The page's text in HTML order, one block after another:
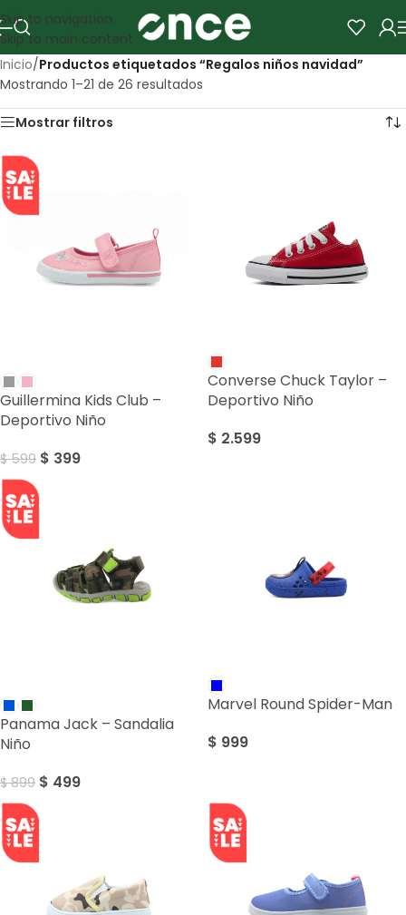
Skip to navigation
Skip to main content
Inicio/Productos etiquetados “Regalos niños navidad”
Mostrando 1–21 de 26 resultados
Mostrar filtros
Guillermina Kids Club –
Deportivo Niño
$599 $ 399
Converse Chuck Taylor –
Deportivo Niño
$ 2.599
Panama Jack – Sandalia
Niño
$899 $ 499
Marvel Round Spider-Man
$ 999